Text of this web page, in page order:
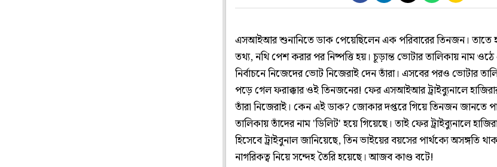
এসআইআর শুনানিতে ডাক পেয়েছিলেন এক পরিবারের তিনজন। তাতে
তথ্য, নথি পেশ করার পর নিষ্পত্তি হয়। চূড়ান্ত ভোটার তালিকায় নাম ওঠে
নির্বাচনে নিজেদের ভোট নিজেরাই দেন তাঁরা। এসবের পরও ভোটার
পড়ে গেল ফরাক্কার ওই তিনজনের! ফের এসআইআর ট্রাইব্যুনালে
তাঁরা নিজেরাই। কেন এই ডাক? জোকার দপ্তরে গিয়ে তিনজন জানতে
তালিকায় তাঁদের নাম 'ডিলিট' হয়ে গিয়েছে। তাই ফের ট্রাইব্যুনালে
হিসেবে ট্রাইবুনাল জানিয়েছে, তিন ভাইয়ের বয়সের পার্থক্যে অসঙ্গতি
নাগরিকত্ব নিয়ে সন্দেহ তৈরি হয়েছে। আজব কাণ্ড বটে!